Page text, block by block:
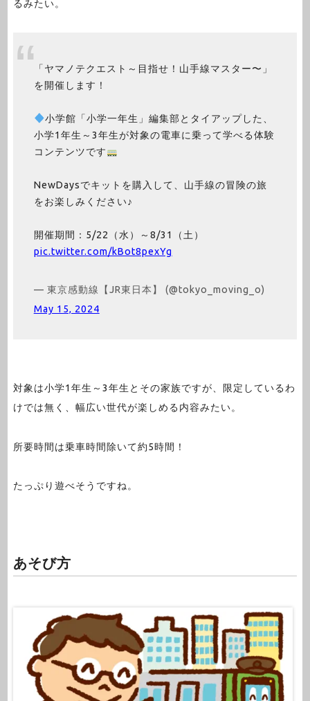
るみたい。
「ヤマノテクエスト～目指せ！山手線マスター〜」
を開催します！
小学館「小学一年生」編集部とタイアップした、
小学1年生～3年生が対象の電車に乗って学べる体験
コンテンツです
NewDaysでキットを購入して、山手線の冒険の旅
をお楽しみください♪
開催期間：5/22（水）～8/31（土）
pic.twitter.com/kBot8pexYg
— 東京感動線【JR東日本】 (@tokyo_moving_o)
May 15, 2024
対象は小学1年生～3年生とその家族ですが、限定しているわ
けでは無く、幅広い世代が楽しめる内容みたい。
所要時間は乗車時間除いて約5時間！
たっぷり遊べそうですね。
あそび方